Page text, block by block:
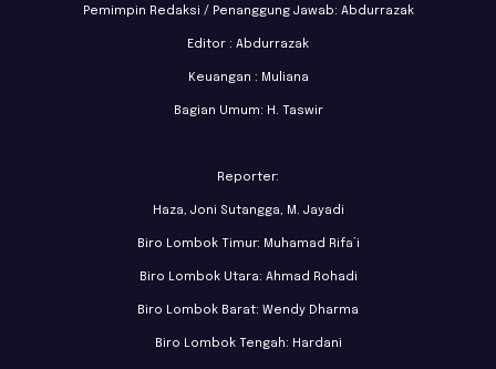
Pemimpin Redaksi / Penanggung Jawab: Abdurrazak
Editor : Abdurrazak
Keuangan : Muliana
Bagian Umum: H. Taswir
Reporter:
Haza, Joni Sutangga, M. Jayadi
Biro Lombok Timur: Muhamad Rifa’i
Biro Lombok Utara: Ahmad Rohadi
Biro Lombok Barat: Wendy Dharma
Biro Lombok Tengah: Hardani